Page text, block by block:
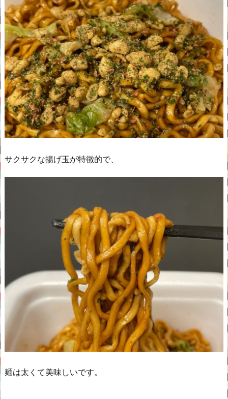
サクサクな揚げ玉が特徴的で、
麺は太くて美味しいです。